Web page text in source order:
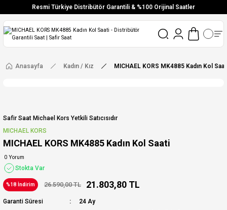
Resmi Türkiye Distribütör Garantili & %100 Orijinal Saatler
Vade Farksız 6 Taksit
Ücretsiz Kargo
Anasayfa Kadın / Kız MICHAEL KORS MK4885 Kadın Kol
Safir Saat Michael Kors Yetkili Satıcısıdır
MICHAEL KORS
MICHAEL KORS MK4885 Kadın Kol Saati
0 Yorum
Stokta Var
%18 İndirim 26.590,00 TL 21.803,80 TL
Garanti Süresi
24 Ay